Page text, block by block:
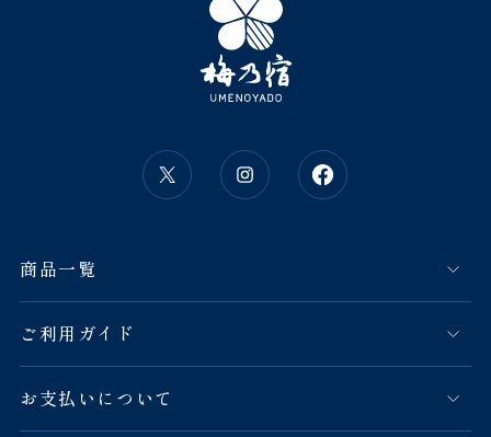
商品一覧
ご利用ガイド
お支払いについて